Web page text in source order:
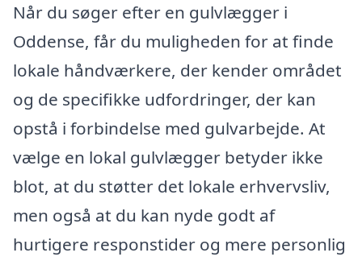
Når du søger efter en gulvlægger i
Oddense, får du muligheden for at finde
lokale håndværkere, der kender området
og de specifikke udfordringer, der kan
opstå i forbindelse med gulvarbejde. At
vælge en lokal gulvlægger betyder ikke
blot, at du støtter det lokale erhvervsliv,
men også at du kan nyde godt af
hurtigere responstider og mere personlig